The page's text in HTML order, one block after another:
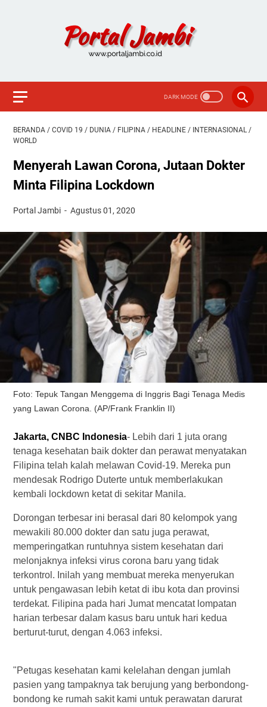
BERANDA / COVID 19 / DUNIA / FILIPINA / HEADLINE / INTERNASIONAL /
WORLD
Menyerah Lawan Corona, Jutaan Dokter
Minta Filipina Lockdown
Portal Jambi Agustus 01, 2020
Foto: Tepuk Tangan Menggema di Inggris Bagi Tenaga Medis
yang Lawan Corona. (AP/Frank Franklin II)
Jakarta, CNBC Indonesia- Lebih dari 1 juta orang
tenaga kesehatan baik dokter dan perawat menyatakan
Filipina telah kalah melawan Covid-19. Mereka pun
mendesak Rodrigo Duterte untuk memberlakukan
kembali lockdown ketat di sekitar Manila.
Dorongan terbesar ini berasal dari 80 kelompok yang
mewakili 80.000 dokter dan satu juga perawat,
memperingatkan runtuhnya sistem kesehatan dari
melonjaknya infeksi virus corona baru yang tidak
terkontrol. Inilah yang membuat mereka menyerukan
untuk pengawasan lebih ketat di ibu kota dan provinsi
terdekat. Filipina pada hari Jumat mencatat lompatan
harian terbesar dalam kasus baru untuk hari kedua
berturut-turut, dengan 4.063 infeksi.
"Petugas kesehatan kami kelelahan dengan jumlah
pasien yang tampaknya tak berujung yang berbondong-
bondong ke rumah sakit kami untuk perawatan darurat